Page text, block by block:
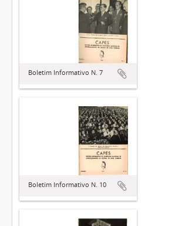
Boletim Informativo N. 7
Boletim Informativo N. 10